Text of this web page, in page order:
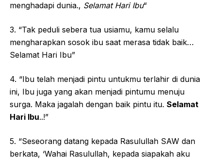
menghadapi dunia., Selamat Hari Ibu“
3. “Tak peduli sebera tua usiamu, kamu selalu
mengharapkan sosok ibu saat merasa tidak baik…
Selamat Hari Ibu”
4. “Ibu telah menjadi pintu untukmu terlahir di dunia
ini, Ibu juga yang akan menjadi pintumu menuju
surga. Maka jagalah dengan baik pintu itu. Selamat
Hari Ibu..!”
5. “Seseorang datang kepada Rasulullah SAW dan
berkata, ‘Wahai Rasulullah, kepada siapakah aku